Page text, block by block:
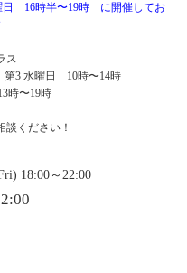
日 16時半〜19時 に開催してお
ス
3 水曜日 10時〜14時
時〜19時
談ください！
18:00～22:00